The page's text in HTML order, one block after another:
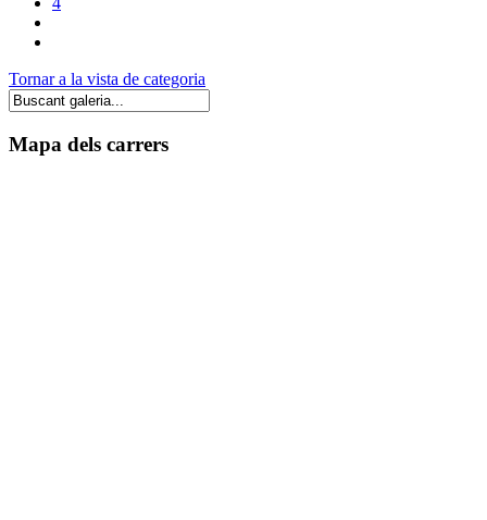
Tornar a la vista de categoria
Mapa dels carrers